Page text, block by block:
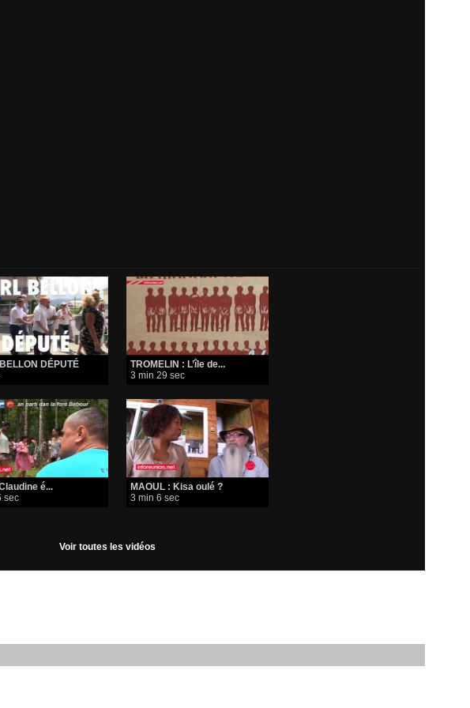
DÉPUTÉ
TROMELIN : L’île de...
3 min 29 sec
é...
sec
MAOUL : Kisa oulé ?
3 min 6 sec
Voir toutes les vidéos